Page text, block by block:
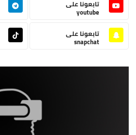
تابعونا على
youtube
تابعونا على
snapchat